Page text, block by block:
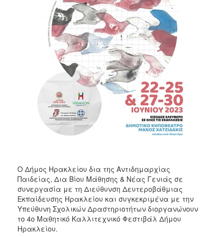
Ο Δήμος Ηρακλείου δια της Αντιδημαρχίας
Παιδείας, Δια Βίου Μάθησης & Νέας Γενιάς σε
συνεργασία με τη Διεύθυνση Δευτεροβάθμιας
Εκπαίδευσης Ηρακλείου και συγκεκριμένα με την
Υπεύθυνη Σχολικών Δραστηριοτήτων διοργανώνουν
το 4ο Μαθητικό Καλλιτεχνικό Φεστιβάλ Δήμου
Ηρακλείου.